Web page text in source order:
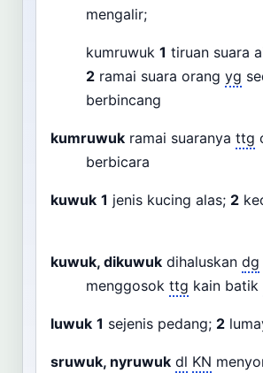
mengalir;
kumruwuk 1 tiruan suara
2 ramai suara orang yg
berbincang
kumruwuk ramai suaranya ttg
berbicara
kuwuk 1 jenis kucing alas; 2
kuwuk, dikuwuk dihaluskan dg
menggosok ttg kain batik
luwuk 1 sejenis pedang; 2
sruwuk, nyruwuk dl KN